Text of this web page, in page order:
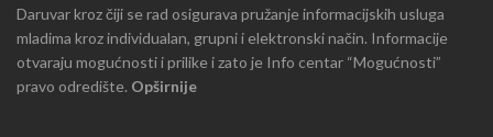
Daruvar kroz čiji se rad osigurava pružanje informacijskih usluga
mladima kroz individualan, grupni i elektronski način. Informacije
otvaraju mogućnosti i prilike i zato je Info centar “Mogućnosti”
pravo odredište. Opširnije